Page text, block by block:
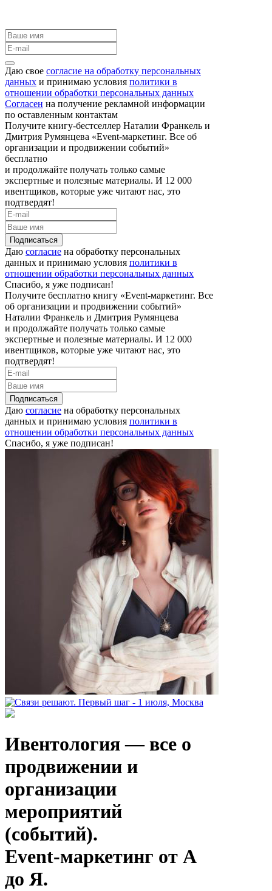
Даю свое согласие на обработку персональных
данных и принимаю условия политики в
отношении обработки персональных данных
Согласен на получение рекламной информации
по оставленным контактам
Получите книгу-бестселлер Наталии Франкель и
Дмитрия Румянцева «Event-маркетинг. Все об
организации и продвижении событий»
бесплатно
и продолжайте получать только самые
экспертные и полезные материалы. И 12 000
ивентщиков, которые уже читают нас, это
подтвердят!
Подписаться
Даю согласие на обработку персональных
данных и принимаю условия политики в
отношении обработки персональных данных
Спасибо, я уже подписан!
Получите бесплатно книгу «Event-маркетинг. Все
об организации и продвижении событий»
Наталии Франкель и Дмитрия Румянцева
и продолжайте получать только самые
экспертные и полезные материалы. И 12 000
ивентщиков, которые уже читают нас, это
подтвердят!
Подписаться
Даю согласие на обработку персональных
данных и принимаю условия политики в
отношении обработки персональных данных
Спасибо, я уже подписан!
Ивентология — все о
продвижении и
организации
мероприятий
(событий).
Event-маркетинг от А
до Я.